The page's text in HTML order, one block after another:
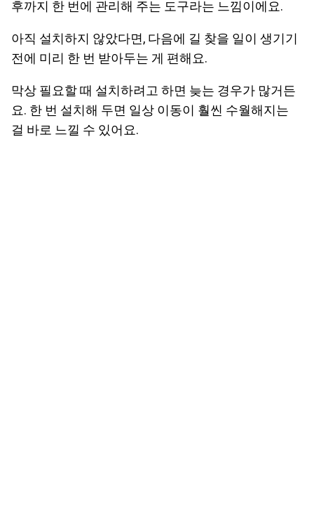
후까지 한 번에 관리해 주는 도구라는 느낌이에요.
아직 설치하지 않았다면, 다음에 길 찾을 일이 생기기
전에 미리 한 번 받아두는 게 편해요.
막상 필요할 때 설치하려고 하면 늦는 경우가 많거든
요. 한 번 설치해 두면 일상 이동이 훨씬 수월해지는
걸 바로 느낄 수 있어요.